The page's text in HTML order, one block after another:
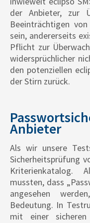
der Anbieter, zur
Beeinträchtigen
sein, andererseits
Pflicht zur
widersprüchlicher
den potenziellen
der Stirn zurück.
Anbieter
Als wir unsere
Sicherheitsprüfung
Kriterienkatalog.
mussten, dass
angesehen
Bedeutung. In
mit einer